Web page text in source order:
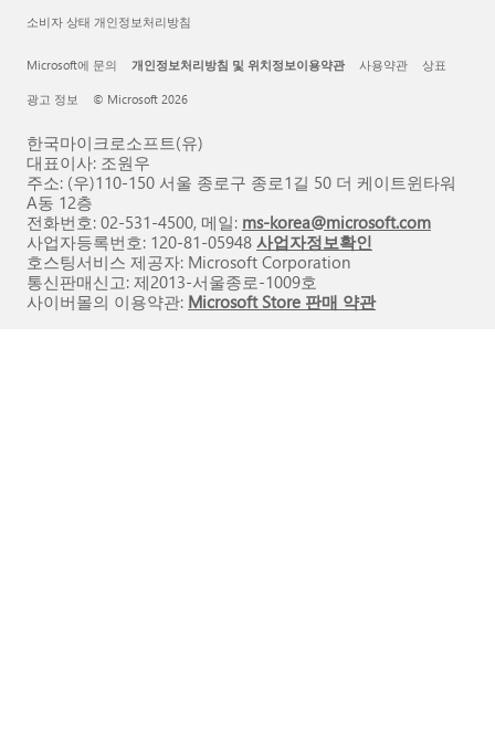
소비자 상태 개인정보처리방침
Microsoft에 문의 개인정보처리방침 및 위치정보이용약관 사용약관 상표
광고 정보 © Microsoft 2026
한국마이크로소프트(유)
대표이사: 조원우
주소: (우)110-150 서울 종로구 종로1길 50 더 케이트윈타워
A동 12층
전화번호: 02-531-4500, 메일: ms-korea@microsoft.com
사업자등록번호: 120-81-05948사업자정보확인
호스팅서비스 제공자: Microsoft Corporation
통신판매신고: 제2013-서울종로-1009호
사이버몰의 이용약관: Microsoft Store 판매 약관